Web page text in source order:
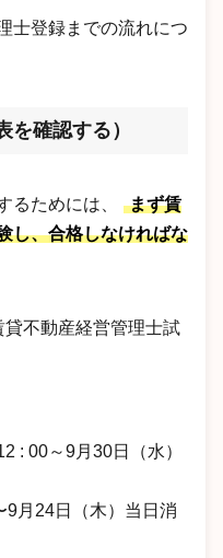
士登録までの流れにつ
確認する）
るためには、
まず賃
し、合格しなければな
不動産経営管理士試
: 00～9月30日（水）
9月24日（木）当日消